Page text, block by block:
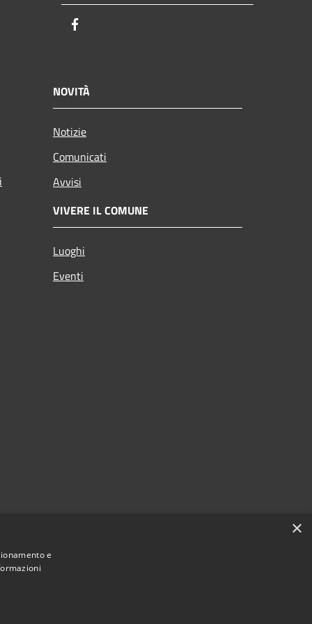
NOVITÀ
Notizie
Comunicati
Avvisi
VIVERE IL COMUNE
Luoghi
Eventi
×
e